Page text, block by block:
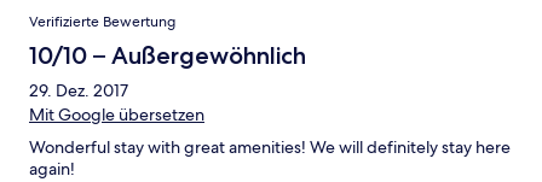
Verifizierte Bewertung
10/10 – Außergewöhnlich
29. Dez. 2017
Mit Google übersetzen
Wonderful stay with great amenities! We will definitely stay here
again!